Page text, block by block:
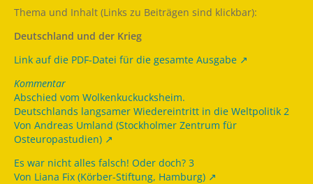
Thema und Inhalt (Links zu Beiträgen sind klickbar):
Deutschland und der Krieg
Link auf die PDF-Datei für die gesamte Ausgabe
Kommentar
Abschied vom Wolkenkuckucksheim.
Deutschlands langsamer Wiedereintritt in die Weltpolitik 2
Von Andreas Umland (Stockholmer Zentrum für
Osteuropastudien)
Es war nicht alles falsch! Oder doch? 3
Von Liana Fix (Körber-Stiftung, Hamburg)